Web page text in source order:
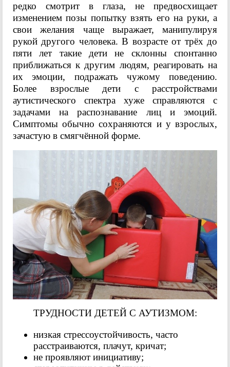
редко смотрит в глаза, не предвосхищает
изменением позы попытку взять его на руки, а
свои желания чаще выражает, манипулируя
рукой другого человека. В возрасте от трёх до
пяти лет такие дети не склонны спонтанно
приближаться к другим людям, реагировать на
их эмоции, подражать чужому поведению.
Более взрослые дети с расстройствами
аутистического спектра хуже справляются с
задачами на распознавание лиц и эмоций.
Симптомы обычно сохраняются и у взрослых,
зачастую в смягчённой форме.
ТРУДНОСТИ ДЕТЕЙ С АУТИЗМОМ:
низкая стрессоустойчивость, часто
расстраиваются, плачут, кричат;
не проявляют инициативу;